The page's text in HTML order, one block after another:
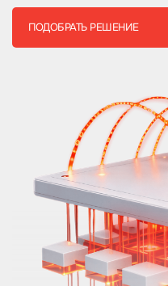
ПОДОБРАТЬ РЕШЕНИЕ